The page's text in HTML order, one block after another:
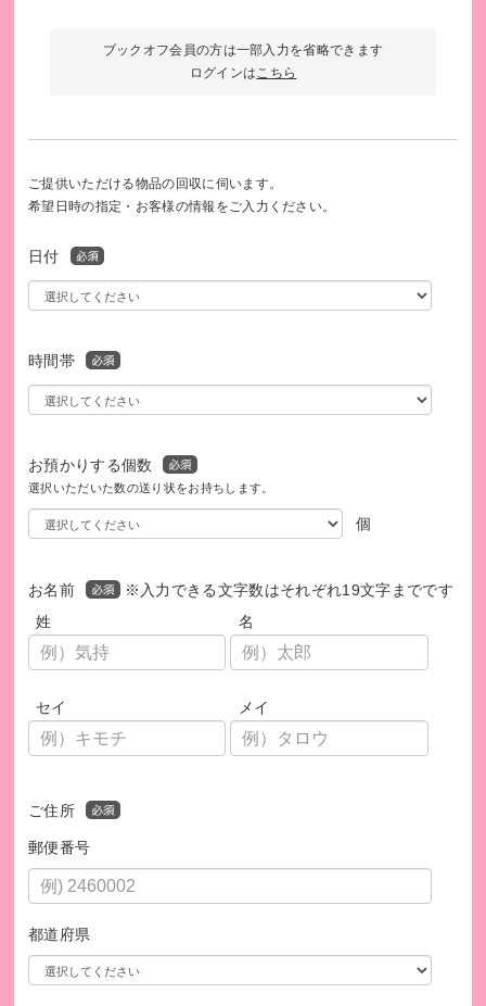
ブックオフ会員の方は一部入力を省略できます
ログインはこちら
ご提供いただける物品の回収に伺います。
希望日時の指定・お客様の情報をご入力ください。
日付
時間帯
お預かりする個数
選択いただいた数の送り状をお持ちします。
個
お名前
※入力できる文字数はそれぞれ19文字までです
姓
名
セイ メイ
ご住所
郵便番号
都道府県